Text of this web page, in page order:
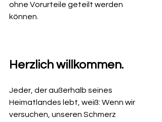
ohne Vorurteile geteilt werden
können.
Herzlich willkommen.
Jeder, der außerhalb seines
Heimatlandes lebt, weiß: Wenn wir
versuchen, unseren Schmerz